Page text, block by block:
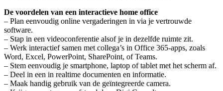
De voordelen van een interactieve home office
– Plan eenvoudig online vergaderingen in via je vertrouwde
software.
– Stap in een videoconferentie alsof je in dezelfde ruimte zit.
– Werk interactief samen met collega’s in Office 365-apps, zoals
Word, Excel, PowerPoint, SharePoint, of Teams.
– Stem eenvoudig je smartphone, laptop of tablet met het scherm af.
– Deel in een in realtime documenten en informatie.
– Maak handig gebruik van de geïntegreerde camera.